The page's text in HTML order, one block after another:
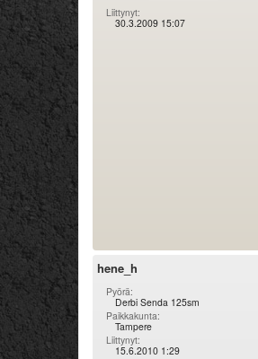
Liittynyt:
30.3.2009 15:07
hene_h
Pyörä:
Derbi Senda 125sm
Paikkakunta:
Tampere
Liittynyt:
15.6.2010 1:29